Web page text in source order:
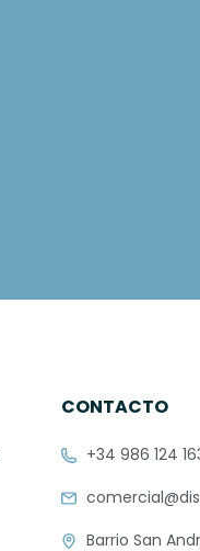
CONTACTO
+34 986 124
Barrio San